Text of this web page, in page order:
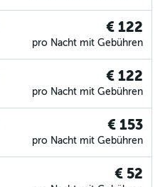
€ 122
pro Nacht mit Gebühren
€ 122
pro Nacht mit Gebühren
€ 153
pro Nacht mit Gebühren
€ 52